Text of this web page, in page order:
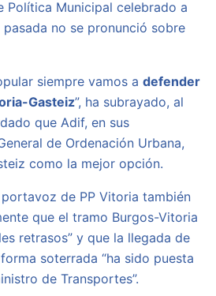
Política Municipal celebrado a
no se pronunció sobre
siempre vamos a defender
Gasteiz”, ha subrayado, al
que Adif, en sus
de Ordenación Urbana,
como la mejor opción.
de PP Vitoria también
que el tramo Burgos-Vitoria
retrasos” y que la llegada de
soterrada “ha sido puesta
de Transportes”.